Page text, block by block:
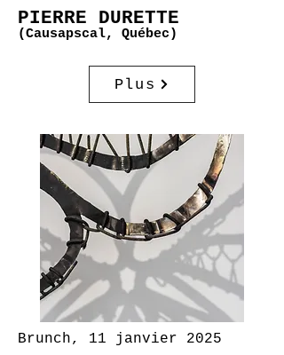
PIERRE DURETTE
(Causapscal, Québec)
Plus
Brunch, 11 janvier 2025